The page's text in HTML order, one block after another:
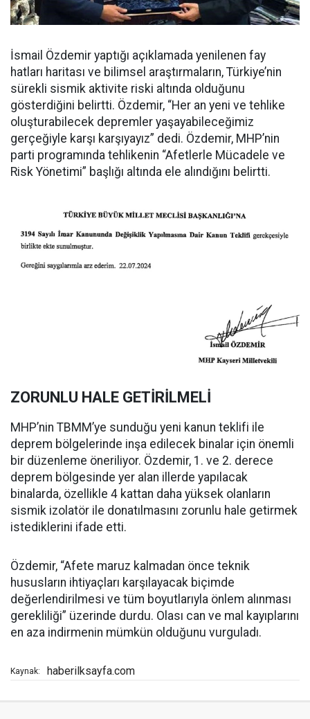
İsmail Özdemir yaptığı açıklamada yenilenen fay
hatları haritası ve bilimsel araştırmaların, Türkiye’nin
sürekli sismik aktivite riski altında olduğunu
gösterdiğini belirtti. Özdemir, “Her an yeni ve tehlike
oluşturabilecek depremler yaşayabileceğimiz
gerçeğiyle karşı karşıyayız” dedi. Özdemir, MHP’nin
parti programında tehlikenin “Afetlerle Mücadele ve
Risk Yönetimi” başlığı altında ele alındığını belirtti.
ZORUNLU HALE GETİRİLMELİ
MHP’nin TBMM’ye sunduğu yeni kanun teklifi ile
deprem bölgelerinde inşa edilecek binalar için önemli
bir düzenleme öneriliyor. Özdemir, 1. ve 2. derece
deprem bölgesinde yer alan illerde yapılacak
binalarda, özellikle 4 kattan daha yüksek olanların
sismik izolatör ile donatılmasını zorunlu hale getirmek
istediklerini ifade etti.
Özdemir, “Afete maruz kalmadan önce teknik
hususların ihtiyaçları karşılayacak biçimde
değerlendirilmesi ve tüm boyutlarıyla önlem alınması
gerekliliği” üzerinde durdu. Olası can ve mal kayıplarını
en aza indirmenin mümkün olduğunu vurguladı.
Kaynak: haberilksayfa.com